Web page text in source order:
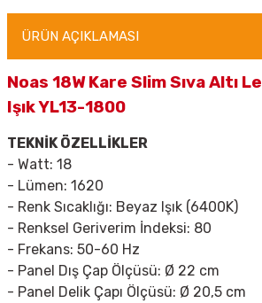
ÜRÜN AÇIKLAMASI
Noas 18W Kare Slim Sıva Altı
Işık YL13-1800
TEKNİK ÖZELLİKLER
- Watt: 18
- Lümen: 1620
- Renk Sıcaklığı: Beyaz Işık (6400K)
- Renksel Geriverim İndeksi: 80
- Frekans: 50-60 Hz
- Panel Dış Çap Ölçüsü: Ø 22 cm
- Panel Delik Çapı Ölçüsü: Ø 20,5 cm